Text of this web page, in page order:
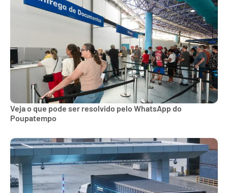
Veja o que pode ser resolvido pelo WhatsApp do
Poupatempo